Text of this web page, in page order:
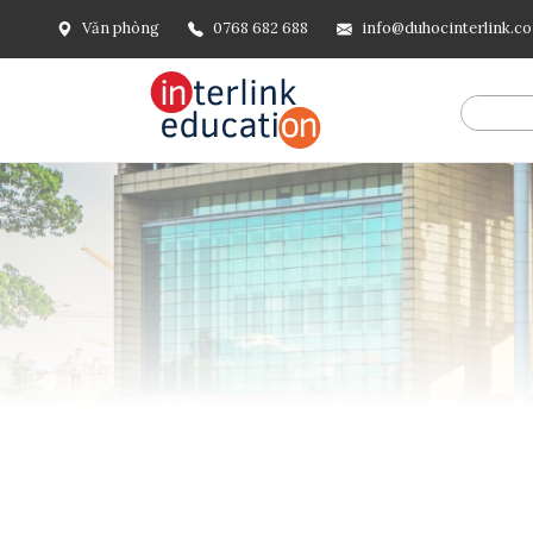
Văn phòng 0768 682 688
@include('frontend.layouts.schema-org', [ 'type' =>
url('/'), ], [ '@type' => 'ListItem', 'position' => 2, 'name' =>
=> url()->current(), ], ], ], ])